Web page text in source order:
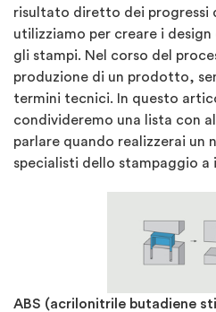
risultato diretto dei progressi
utilizziamo per creare i
gli stampi. Nel corso del
produzione di un prodotto,
termini tecnici. In questo
condivideremo una lista con
parlare quando realizzerai un
specialisti dello stampaggio a
ABS (acrilonitrile butadiene